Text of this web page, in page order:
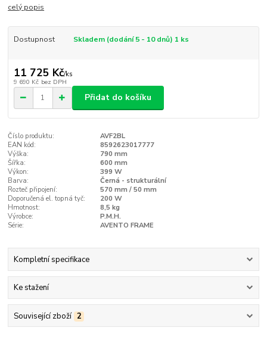
celý popis
Dostupnost Skladem (dodání 5 - 10 dnů) 1 ks
11 725 Kč/ks
9 690 Kč bez DPH
Přidat do košíku
Číslo produktu:
AVF2BL
EAN kód:
8592623017777
Výška:
790 mm
Šířka:
600 mm
Výkon:
399 W
Barva:
Černá - strukturální
Rozteč připojení:
570 mm / 50 mm
Doporučená el. topná tyč:
200 W
Hmotnost:
8,5 kg
Výrobce:
P.M.H.
Série:
AVENTO FRAME
Kompletní specifikace
Ke stažení
Související zboží 2